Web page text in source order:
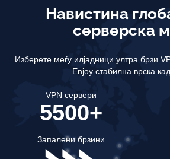
Навистина
серверска
Изберете меѓу илјадници ултра брзи
Enjoy стабилна врска
VPN сервери
5500+
Запалени брзини